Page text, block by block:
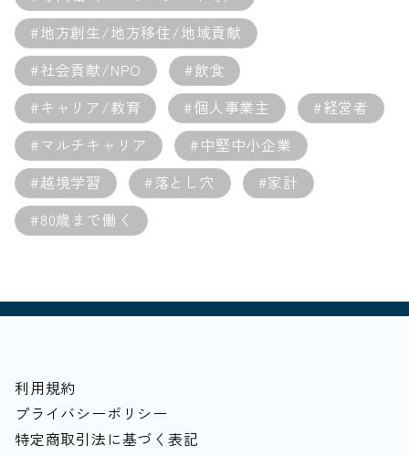
#地方創生/地方移住/地域貢献
#社会貢献/NPO
#飲食
#キャリア/教育
#個人事業主
#経営者
#マルチキャリア
#中堅中小企業
#越境学習
#落とし穴
#家計
#80歳まで働く
利用規約
プライバシーポリシー
特定商取引法に基づく表記